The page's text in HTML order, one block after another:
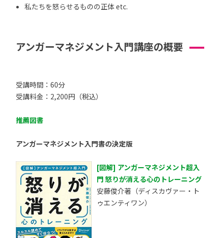
私たちを怒らせるものの正体 etc.
アンガーマネジメント入門講座の概要
受講時間：60分
受講料金：2,200円（税込）
推薦図書
アンガーマネジメント入門書の決定版
[図解] アンガーマネジメント超入
門 怒りが消える心のトレーニング
安藤俊介著（ディスカヴァー・ト
ゥエンティワン）